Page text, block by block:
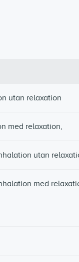
utan relaxation
med relaxation,
utan
med